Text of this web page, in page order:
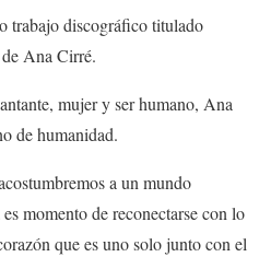
trabajo discográfico titulado
Ana Cirré.
mujer y ser humano, Ana
de humanidad.
a un mundo
momento de reconectarse con lo
que es uno solo junto con el